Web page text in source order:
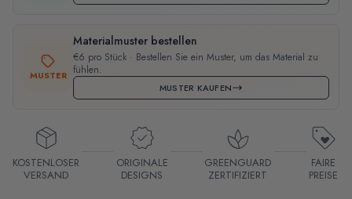
MUSTER
Materialmuster bestellen
€6 pro Stück · Bestellen Sie ein Muster, um das Material zu
fühlen.
MUSTER KAUFEN
KOSTENLOSER
VERSAND
ORIGINALE
DESIGNS
GREENGUARD
ZERTIFIZIERT
FAIRE
PREISE